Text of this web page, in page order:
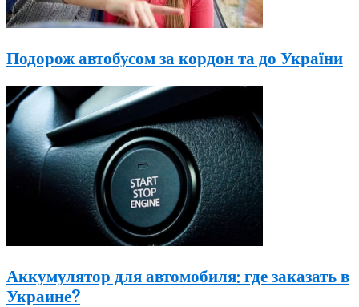
Подорож автобусом за кордон та до України
Аккумулятор для автомобиля: где заказать в
Украине?